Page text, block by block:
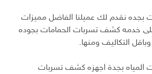
بجده نقدم لك عميلنا الفاضل مميزات
خدمه كشف تسربات الحمامات بجوده
التكاليف ومنها.
بجدة اجهزه كشف تسربات